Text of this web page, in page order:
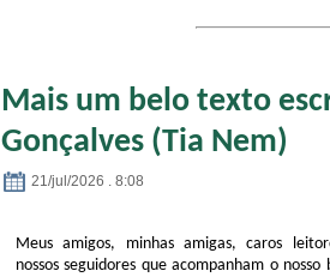
Mais um belo texto
Gonçalves (Tia Nem)
21/jul/2026 . 8:08
Meus amigos, minhas amigas, caros
nossos seguidores que acompanham o nosso